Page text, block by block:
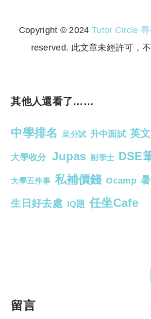
Copyright © 2024 Tutor Circle 尋
reserved. 此文章未經許可，不
其他人還看了……
中學排名 呈分試 升中面試 英
大學收分 Jupas 副學士 DSE
大學五件事 私補價錢 Ocamp
生日好去處 IQ題 任坐Cafe
留言